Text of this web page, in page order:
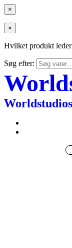
×
×
Hvilket produkt
Søg efter:
Worldstudios